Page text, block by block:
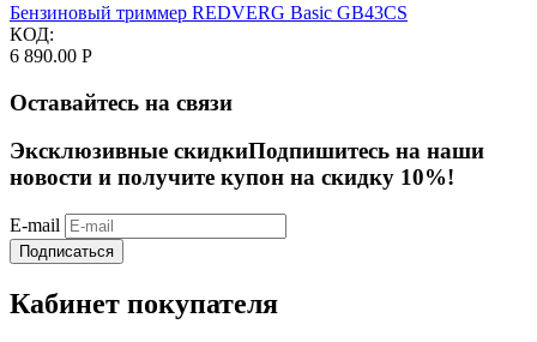
Бензиновый триммер REDVERG Basic GB43CS
КОД:
6 890.00 Р
Оставайтесь на связи
Эксклюзивные скидкиПодпишитесь на наши
новости и получите купон на скидку 10%!
E-mail
Подписаться
Кабинет покупателя